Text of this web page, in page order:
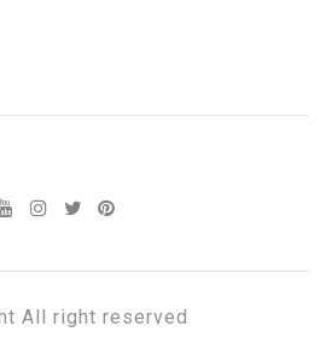
All right reserved